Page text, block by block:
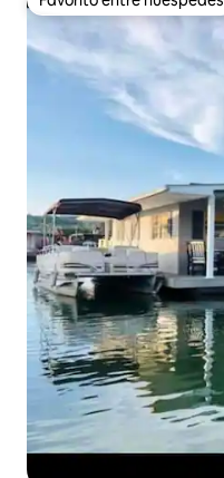
Favorito entre huéspedes